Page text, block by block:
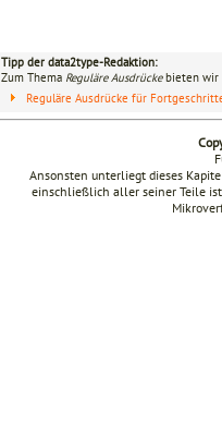
Tipp der data2type-Redaktion:
Zum Thema Reguläre Ausdrückebieten wir
Reguläre Ausdrücke für
Ansonsten unterliegt dieses
einschließlich aller seiner Teile